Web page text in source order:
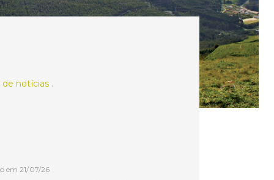
notícias .
em 21/07/26